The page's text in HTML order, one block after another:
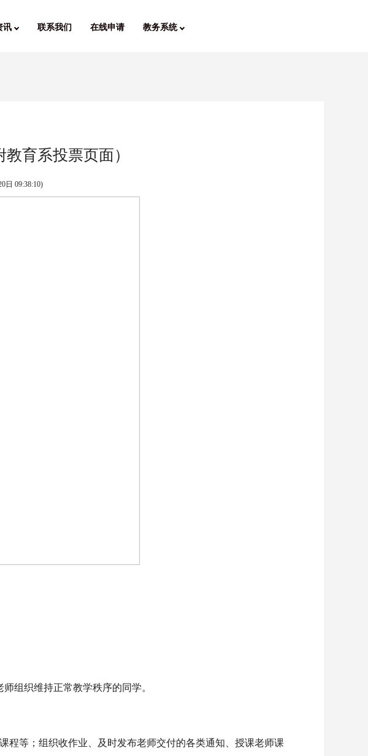
讯 联系我们 在线申请 教务系统
育系投票页面）
日 09:38:10)
组织维持正常教学秩序的同学。
程等；组织收作业、及时发布老师交付的各类通知、授课老师课